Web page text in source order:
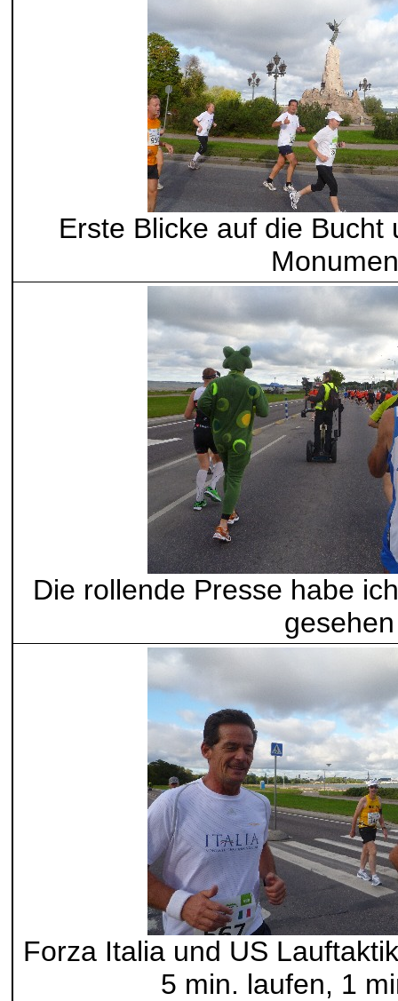
Erste Blicke auf die Bucht
Die rollende Presse habe
gesehen
Forza Italia und US
5 min. laufen, 1